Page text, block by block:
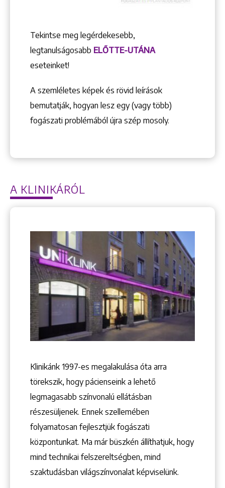
+36 1 222 7250
+36 1 222 9150
1148 Budapest, Örs vezér tere 2.
Tekintse meg legérdekesebb,
legtanulságosabb ELŐTTE-UTÁNA
eseteinket!
A szemléletes képek és rövid leírások
bemutatják, hogyan lesz egy (vagy több)
fogászati problémából újra szép mosoly.
A KLINIKÁRÓL
Klinikánk 1997-­es megalakulása óta arra
törekszik, hogy pácienseink a lehető
legmagasabb színvonalú ellátásban
részesüljenek. Ennek szellemében
folyamatosan fejlesztjük fogászati
központunkat. Ma már büszkén állíthatjuk, hogy
mind technikai felszereltségben, mind
szaktudásban világszínvonalat képviselünk.